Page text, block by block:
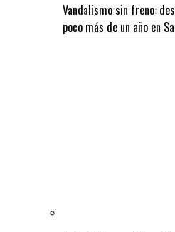
Vandalismo sin freno:
poco más de un año en